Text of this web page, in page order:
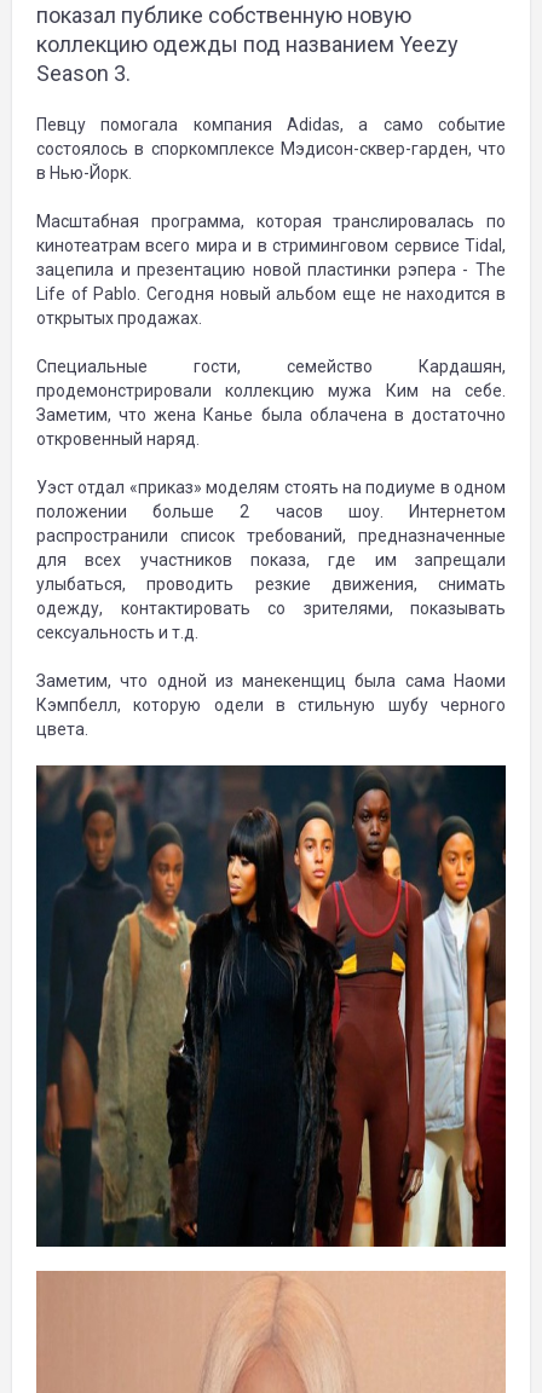
показал публике собственную новую
коллекцию одежды под названием Yeezy
Season 3.
Певцу помогала компания Adidas, а само событие
состоялось в споркомплексе Мэдисон-сквер-гарден, что
в Нью-Йорк.
Масштабная программа, которая транслировалась по
кинотеатрам всего мира и в стриминговом сервисе Tidal,
зацепила и презентацию новой пластинки рэпера - The
Life of Pablo. Сегодня новый альбом еще не находится в
открытых продажах.
Специальные гости, семейство Кардашян,
продемонстрировали коллекцию мужа Ким на себе.
Заметим, что жена Канье была облачена в достаточно
откровенный наряд.
Уэст отдал «приказ» моделям стоять на подиуме в одном
положении больше 2 часов шоу. Интернетом
распространили список требований, предназначенные
для всех участников показа, где им запрещали
улыбаться, проводить резкие движения, снимать
одежду, контактировать со зрителями, показывать
сексуальность и т.д.
Заметим, что одной из манекенщиц была сама Наоми
Кэмпбелл, которую одели в стильную шубу черного
цвета.